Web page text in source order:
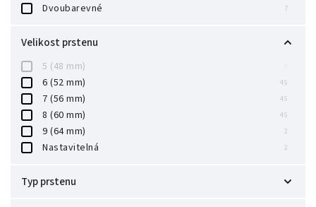
Dvoubarevné 7
Velikost prstenu
5 (48 mm)
6 (52 mm) 45
7 (56 mm) 45
8 (60 mm) 45
9 (64 mm) 2
Nastavitelná 2
Typ prstenu